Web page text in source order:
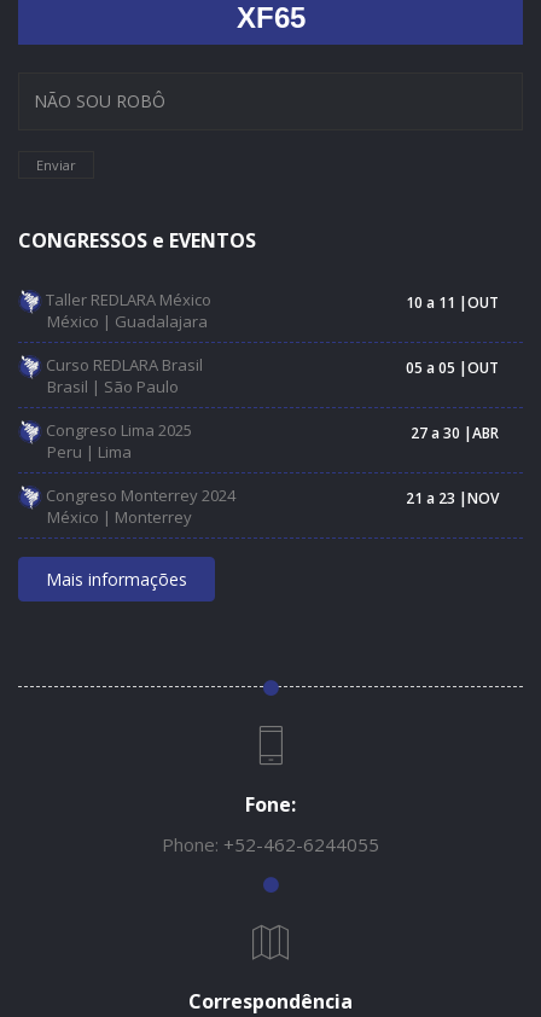
XF65
Enviar
CONGRESSOS e EVENTOS
Taller REDLARA México
México | Guadalajara
10 a 11 |OUT
Curso REDLARA Brasil
Brasil | São Paulo
05 a 05 |OUT
Congreso Lima 2025
Peru | Lima
27 a 30 |ABR
Congreso Monterrey 2024
México | Monterrey
21 a 23 |NOV
Mais informações
Fone:
Phone: +52-462-6244055
Correspondência